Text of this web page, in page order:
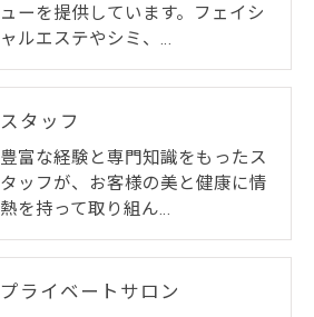
ューを提供しています。フェイシ
ャルエステやシミ、…
スタッフ
豊富な経験と専門知識をもったス
タッフが、お客様の美と健康に情
熱を持って取り組ん…
プライベートサロン